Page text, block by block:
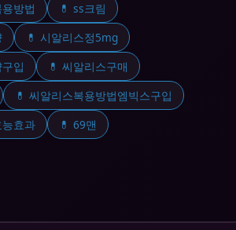
방법
💊 ss크림
💊 시알리스정5mg
입
💊 씨알리스구매
💊 씨알리스복용방법엠빅스구입
능효과
💊 69맨